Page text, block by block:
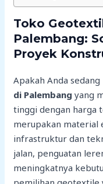
Toko
Palembang:
Proyek
Apakah Anda
di Palembang yang
tinggi dengan harga
merupakan material
infrastruktur dan
jalan, penguatan
meningkatnya